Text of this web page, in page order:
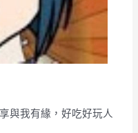
與我有緣，好吃好玩人